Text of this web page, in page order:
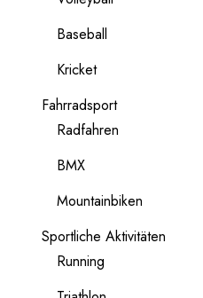
Baseball
Kricket
Fahrradsport
Radfahren
BMX
Mountainbiken
Sportliche Aktivitäten
Running